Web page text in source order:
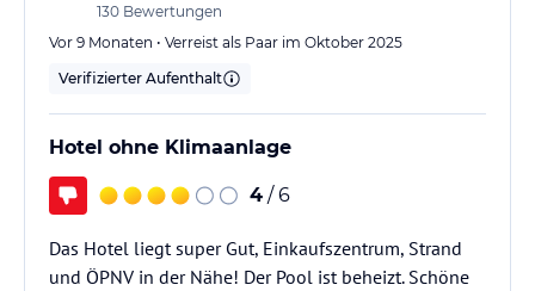
130 Bewertungen
Vor 9 Monaten • Verreist als Paar im Oktober 2025
Verifizierter Aufenthalt
Hotel ohne Klimaanlage
4 / 6
Das Hotel liegt super Gut, Einkaufszentrum, Strand
und ÖPNV in der Nähe! Der Pool ist beheizt. Schöne